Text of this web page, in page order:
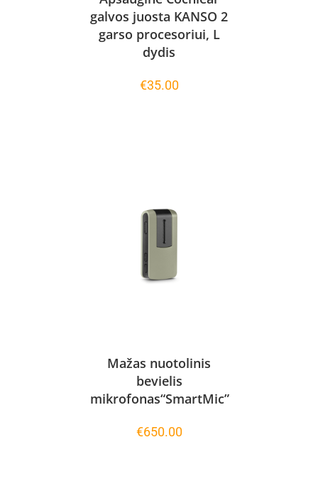
galvos juosta KANSO 2
garso procesoriui, L
dydis
€35.00
Mažas nuotolinis
bevielis
mikrofonas“SmartMic”
€650.00